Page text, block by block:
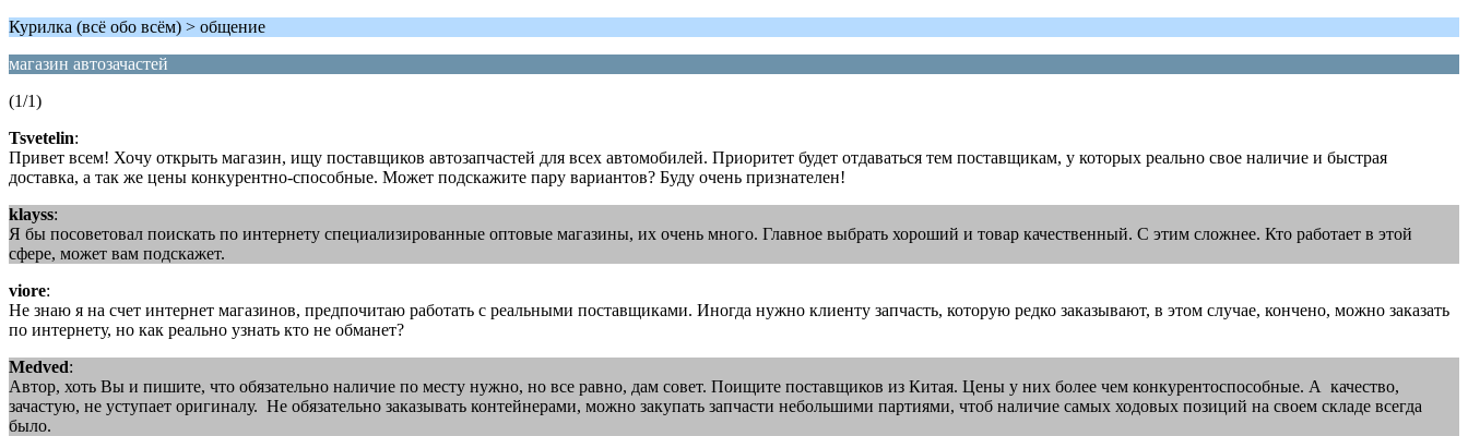
Курилка (всё обо всём) > общение
магазин автозачастей
(1/1)
Tsvetelin:
Привет всем! Хочу открыть магазин, ищу поставщиков автозапчастей для всех автомобилей. Приоритет будет отдаваться тем поставщикам, у которых реально свое наличие и быстрая
доставка, а так же цены конкурентно-способные. Может подскажите пару вариантов? Буду очень признателен!
klayss:
Я бы посоветовал поискать по интернету специализированные оптовые магазины, их очень много. Главное выбрать хороший и товар качественный. С этим сложнее. Кто работает в этой
сфере, может вам подскажет.
viore:
Не знаю я на счет интернет магазинов, предпочитаю работать с реальными поставщиками. Иногда нужно клиенту запчасть, которую редко заказывают, в этом случае, кончено, можно заказать
по интернету, но как реально узнать кто не обманет?
Medved:
Автор, хоть Вы и пишите, что обязательно наличие по месту нужно, но все равно, дам совет. Поищите поставщиков из Китая. Цены у них более чем конкурентоспособные. А качество,
зачастую, не уступает оригиналу. Не обязательно заказывать контейнерами, можно закупать запчасти небольшими партиями, чтоб наличие самых ходовых позиций на своем складе всегда
было.